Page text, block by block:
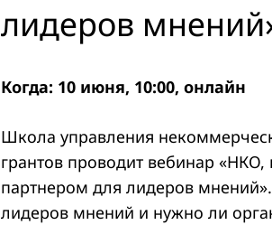
лидеров
Когда: 10 июня, 10:00, онлайн
Школа управления
грантов проводит вебинар
партнером для лидеров
лидеров мнений и нужно ли